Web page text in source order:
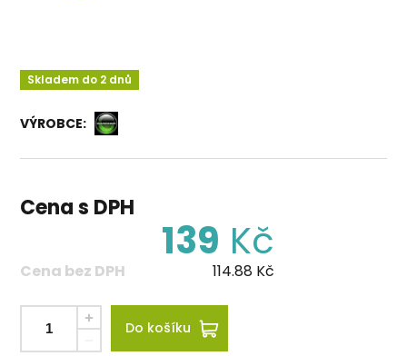
Skladem do 2 dnů
VÝROBCE:
Cena s DPH
139 Kč
Cena bez DPH 114.88 Kč
Do košíku